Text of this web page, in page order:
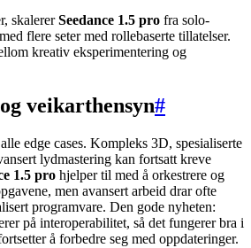
skalererSeedance 1.5 pro fra solo-
flere seter med rollebaserte tillatelser.
kreativ eksperimentering og
veikarthensyn#
edge cases. Kompleks 3D, spesialiserte
lydmastering kan fortsatt kreve
1.5 pro hjelper til med å orkestrere og
men avansert arbeid drar ofte
programvare. Den gode nyheten:
på interoperabilitet, så det fungerer bra i
å forbedre seg med oppdateringer.